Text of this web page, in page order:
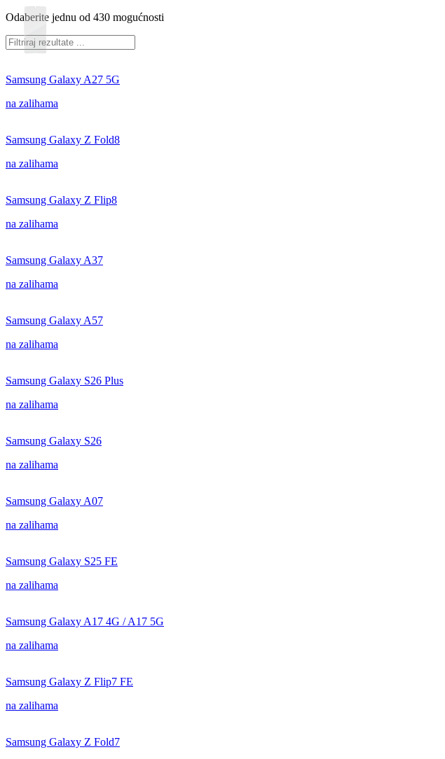
Odaberite jednu od 430 mogućnosti
Samsung Galaxy A27 5G
na zalihama
Samsung Galaxy Z Fold8
na zalihama
Samsung Galaxy Z Flip8
na zalihama
Samsung Galaxy A37
na zalihama
Samsung Galaxy A57
na zalihama
Samsung Galaxy S26 Plus
na zalihama
Samsung Galaxy S26
na zalihama
Samsung Galaxy A07
na zalihama
Samsung Galaxy S25 FE
na zalihama
Samsung Galaxy A17 4G / A17 5G
na zalihama
Samsung Galaxy Z Flip7 FE
na zalihama
Samsung Galaxy Z Fold7